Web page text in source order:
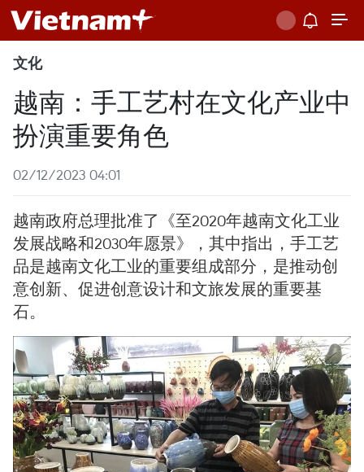
文化
越南：手工艺村在文化产业中
扮演重要角色
02/12/2023 04:01
越南政府总理批准了《至2020年越南文化工业
发展战略和2030年愿景》，其中指出，手工艺
品是越南文化工业的重要组成部分，是推动创
意创新、促进创意设计和文旅发展的重要基
石。